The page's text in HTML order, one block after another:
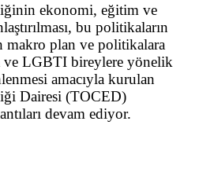
ekonomi, eğitim ve
bu politikaların
makro plan ve politikalara
ve LGBTI bireylere yönelik
amacıyla kurulan
Dairesi (TOCED)
devam ediyor.